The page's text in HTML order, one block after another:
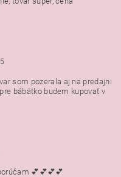
som pozerala aj na predajni
bábätko budem kupovať v
💕💕💕💕